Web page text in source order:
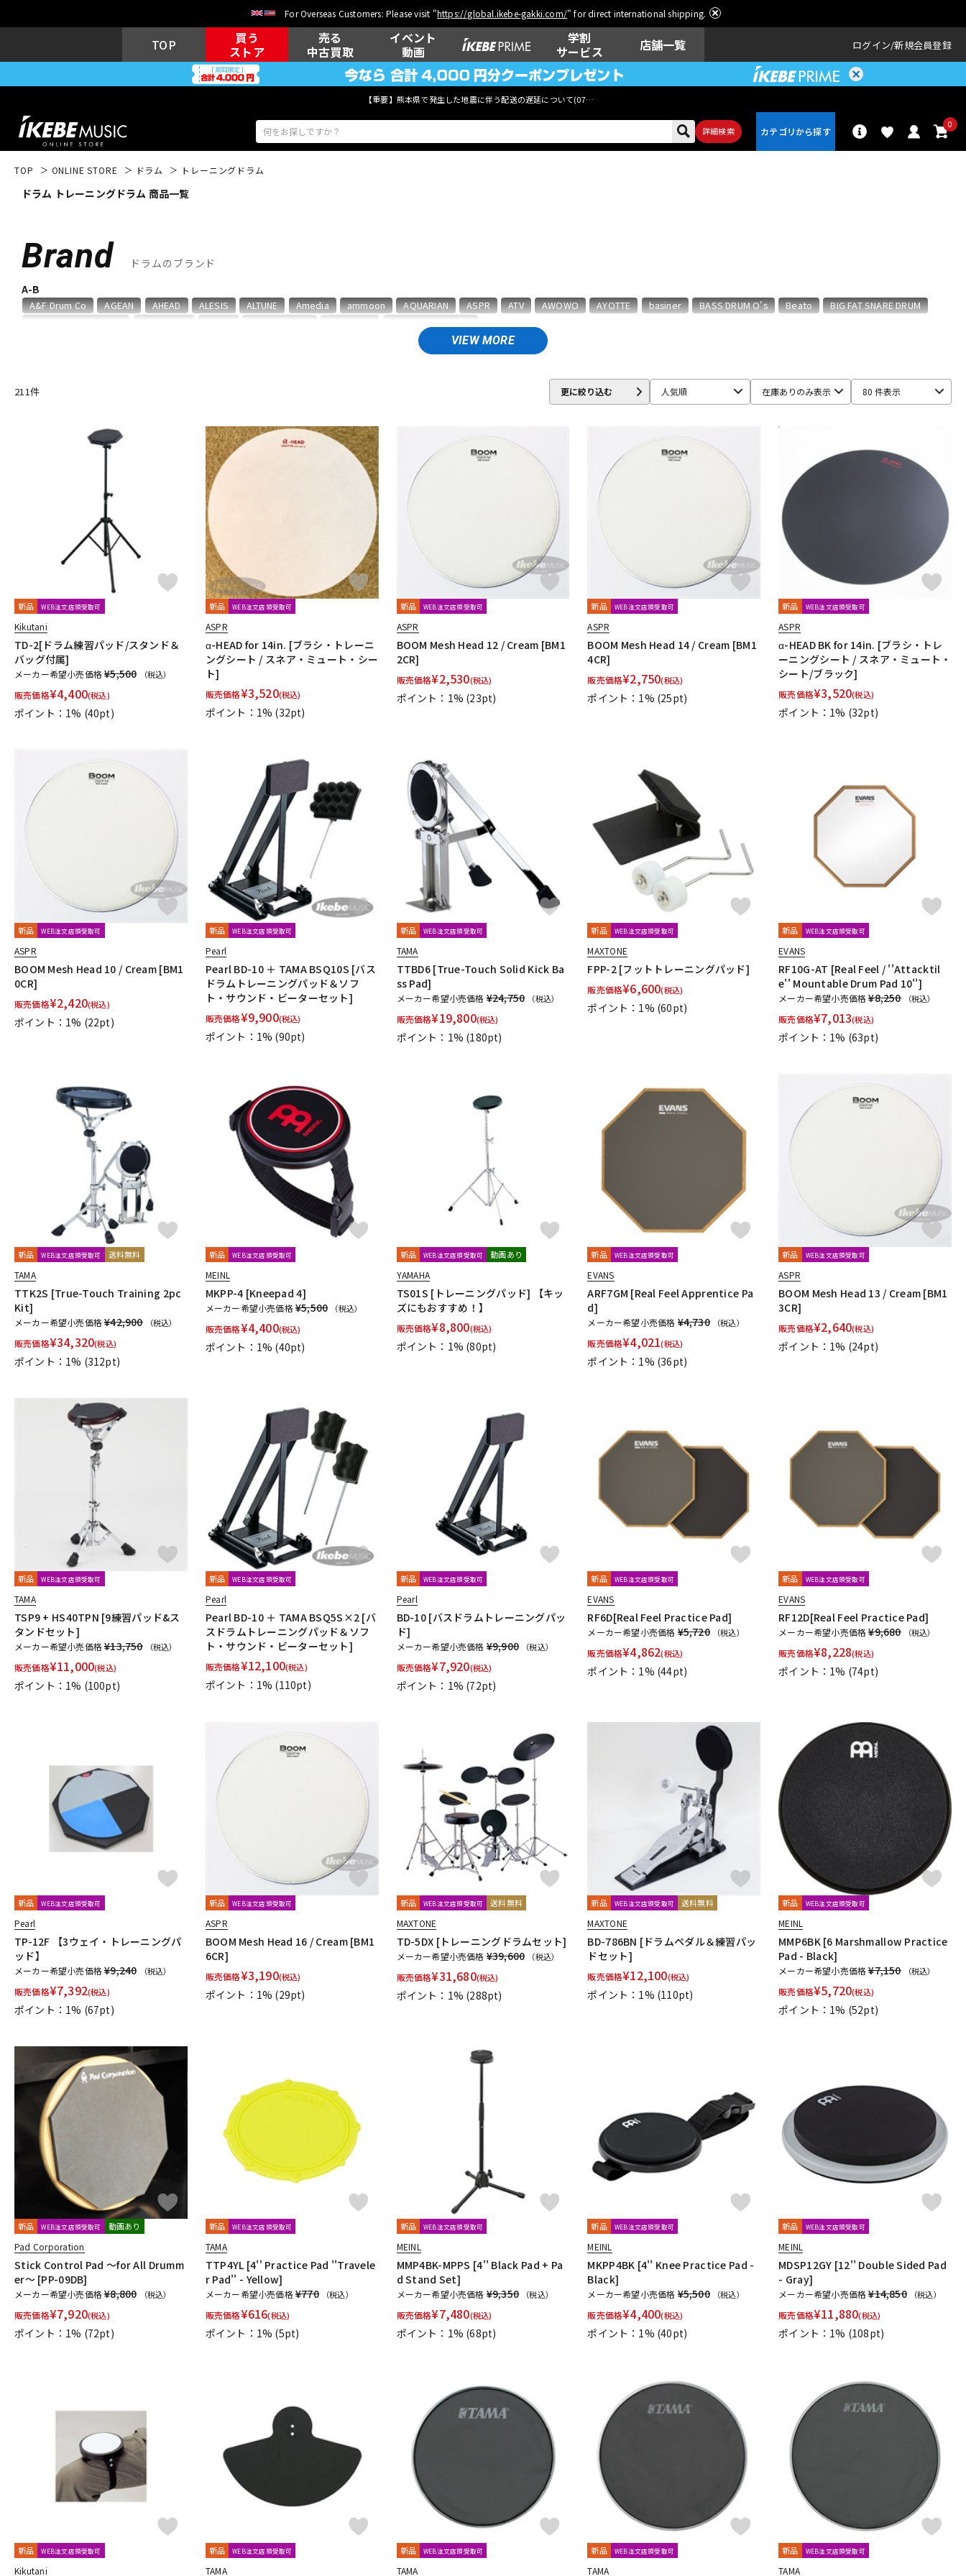
For Overseas Customers: Please visit "https://global.ikebe-gakki.com/" for direct international shipping.
TOP
買う
ストア
売る
中古買取
イベント
動画
学割
サービス
店舗一覧 ログイン 新規会員登録
【重要】熊本県で発生した地震に伴う配送の遅延について(07月29日
詳細検索
0
エレキギター
キーボード
DTM オンラ
イン納品
レコーディン
グ機器
TOP ONLINE STORE ドラム トレーニングドラム
ドラム トレーニングドラム 商品一覧
Brand ドラムのブランド
VIEW MORE
A-B
A&F Drum Co AGEAN AHEAD ALESIS ALTUNE Amedia ammoon AQUARIAN ASPR ATV AWOWO AYOTTE basiner BASS DRUM O's Beato
BIG FAT SNARE DRUM
Daiking Corporation DANMAR
E-G
GrooveTech Tools
Grover Pro Percussion GRUV-X
Ikebe Original INDe Innovative Percussion Istanbul Istanbul／Agop Istanbul／Mehmet
JOE MONTINERI
KC KEPLINGER DRUMS kitano KORG
LOS CABOS MATT BETTIS MUSIC WORKS
NOBLE&COOLEY Nord（CLAVIA）
OFFWORLD Percussion ONETONE Overtone Labs PACKEN Pad Corporation PAiSTe pdp by DW Pearl PLAYWOOD PORK PIE PREMiER
PROMUCO Protection Racket puresound percussion
R-S
Regal Tip Revolution Drum Ring-O Rogers SABIAN
SAKAE DRUMS
SAKAE OSAKA HERITAGE Schlagwerk Percussion SJC Custom Drums SKB SlapKlatz Slingerland SONOR SPINBAL SPIZZICHINO Super Light
T-Z
TACKLE INSTRUMENT TAMA TAMBURO TECHRA The Hand TOSCO Trick drums VATER
VIC FIRTH
VK DRUMS
VOX wincent WorldMax Zildjian
他
211件 更に絞り込む 人気順 在庫ありのみ表示 80 件表示
新品 WEB注文店頭受取可
Kikutani
TD-2[ドラム練習パッド/スタンド＆
バッグ付属]
メーカー希望小売価格¥5,500 （税込）
販売価格¥4,400(税込)
ポイント：1% (40pt)
新品 WEB注文店頭受取可
ASPR
α-HEAD for 14in. [ブラシ・トレーニ
ングシート / スネア・ミュート・シー
ト]
販売価格¥3,520(税込)
ポイント：1% (32pt)
新品 WEB注文店頭受取可
ASPR
BOOM Mesh Head 12 / Cream [BM1
2CR]
販売価格¥2,530(税込)
ポイント：1% (23pt)
新品 WEB注文店頭受取可
ASPR
BOOM Mesh Head 14 / Cream [BM1
4CR]
販売価格¥2,750(税込)
ポイント：1% (25pt)
新品 WEB注文店頭受取可
ASPR
α-HEAD BK for 14in. [ブラシ・トレ
ーニングシート / スネア・ミュート・
シート/ブラック]
販売価格¥3,520(税込)
ポイント：1% (32pt)
新品 WEB注文店頭受取可
ASPR
BOOM Mesh Head 10 / Cream [BM1
0CR]
販売価格¥2,420(税込)
ポイント：1% (22pt)
新品 WEB注文店頭受取可
Pearl
Pearl BD-10 ＋ TAMA BSQ10S [バス
ドラムトレーニングパッド＆ソフ
ト・サウンド・ビーターセット]
販売価格¥9,900(税込)
ポイント：1% (90pt)
新品 WEB注文店頭受取可
TAMA
TTBD6 [True-Touch Solid Kick Ba
ss Pad]
メーカー希望小売価格 ¥24,750 （税込）
販売価格¥19,800(税込)
ポイント：1% (180pt)
新品 WEB注文店頭受取可
MAXTONE
FPP-2 [フットトレーニングパッド]
販売価格¥6,600(税込)
ポイント：1% (60pt)
新品 WEB注文店頭受取可
EVANS
RF10G-AT [Real Feel / ''Attacktil
e'' Mountable Drum Pad 10'']
メーカー希望小売価格¥8,250 （税込）
販売価格¥7,013(税込)
ポイント：1% (63pt)
新品 WEB注文店頭受取可 送料無料
TAMA
TTK2S [True-Touch Training 2pc
Kit]
メーカー希望小売価格¥42,900 （税込）
販売価格¥34,320(税込)
ポイント：1% (312pt)
新品 WEB注文店頭受取可
MEINL
MKPP-4 [Kneepad 4]
メーカー希望小売価格¥5,500 （税込）
販売価格¥4,400(税込)
ポイント：1% (40pt)
新品 WEB注文店頭受取可 動画あり
YAMAHA
TS01S [トレーニングパッド] 【キッ
ズにもおすすめ！】
販売価格¥8,800(税込)
ポイント：1% (80pt)
新品 WEB注文店頭受取可
EVANS
ARF7GM [Real Feel Apprentice Pa
d]
メーカー希望小売価格 ¥4,730 （税込）
販売価格¥4,021(税込)
ポイント：1% (36pt)
新品 WEB注文店頭受取可
ASPR
BOOM Mesh Head 13 / Cream [BM1
3CR]
販売価格¥2,640(税込)
ポイント：1% (24pt)
新品 WEB注文店頭受取可
TAMA
TSP9 + HS40TPN [9練習パッド&ス
タンドセット]
メーカー希望小売価格¥13,750 （税込）
販売価格¥11,000(税込)
ポイント：1% (100pt)
新品 WEB注文店頭受取可
Pearl
Pearl BD-10 ＋ TAMA BSQ5S×2 [バ
スドラムトレーニングパッド＆ソフ
ト・サウンド・ビーターセット]
販売価格¥12,100(税込)
ポイント：1% (110pt)
新品 WEB注文店頭受取可
Pearl
BD-10 [バスドラムトレーニングパッ
ド]
メーカー希望小売価格 ¥9,900 （税込）
販売価格¥7,920(税込)
ポイント：1% (72pt)
新品 WEB注文店頭受取可
EVANS
RF6D[Real Feel Practice Pad]
メーカー希望小売価格 ¥5,720 （税込）
販売価格¥4,862(税込)
ポイント：1% (44pt)
新品 WEB注文店頭受取可
EVANS
RF12D[Real Feel Practice Pad]
メーカー希望小売価格¥9,680 （税込）
販売価格¥8,228(税込)
ポイント：1% (74pt)
新品 WEB注文店頭受取可
Pearl
TP-12F 【3ウェイ・トレーニングパ
ッド】
メーカー希望小売価格¥9,240 （税込）
販売価格¥7,392(税込)
ポイント：1% (67pt)
新品 WEB注文店頭受取可
ASPR
BOOM Mesh Head 16 / Cream [BM1
6CR]
販売価格¥3,190(税込)
ポイント：1% (29pt)
新品 WEB注文店頭受取可 送料無料
MAXTONE
TD-5DX [トレーニングドラムセット]
メーカー希望小売価格 ¥39,600 （税込）
販売価格¥31,680(税込)
ポイント：1% (288pt)
新品 WEB注文店頭受取可 送料無料
MAXTONE
BD-786BN [ドラムペダル＆練習パッ
ドセット]
販売価格¥12,100(税込)
ポイント：1% (110pt)
新品 WEB注文店頭受取可
MEINL
MMP6BK [6 Marshmallow Practice
Pad - Black]
メーカー希望小売価格¥7,150 （税込）
販売価格¥5,720(税込)
ポイント：1% (52pt)
新品 WEB注文店頭受取可 動画あり
Pad Corporation
Stick Control Pad ～for All Drumm
er～ [PP-09DB]
メーカー希望小売価格¥8,800 （税込）
販売価格¥7,920(税込)
ポイント：1% (72pt)
新品 WEB注文店頭受取可
TAMA
TTP4YL [4'' Practice Pad ''Travele
r Pad'' - Yellow]
メーカー希望小売価格¥770 （税込）
販売価格¥616(税込)
ポイント：1% (5pt)
新品 WEB注文店頭受取可
MEINL
MMP4BK-MPPS [4'' Black Pad + Pa
d Stand Set]
メーカー希望小売価格 ¥9,350 （税込）
販売価格¥7,480(税込)
ポイント：1% (68pt)
新品 WEB注文店頭受取可
MEINL
MKPP4BK [4'' Knee Practice Pad -
Black]
メーカー希望小売価格 ¥5,500 （税込）
販売価格¥4,400(税込)
ポイント：1% (40pt)
新品 WEB注文店頭受取可
MEINL
MDSP12GY [12'' Double Sided Pad
- Gray]
メーカー希望小売価格¥14,850 （税込）
販売価格¥11,880(税込)
ポイント：1% (108pt)
新品 WEB注文店頭受取可
Kikutani
新品 WEB注文店頭受取可
TAMA
新品 WEB注文店頭受取可
TAMA
新品 WEB注文店頭受取可
TAMA
新品 WEB注文店頭受取可
TAMA